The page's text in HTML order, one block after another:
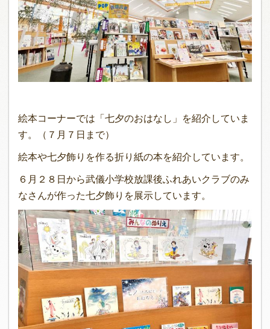
絵本コーナーでは「七夕のおはなし」を紹介していま
す。（７月７日まで）
絵本や七夕飾りを作る折り紙の本を紹介しています。
６月２８日から武儀小学校放課後ふれあいクラブのみ
なさんが作った七夕飾りを展示しています。